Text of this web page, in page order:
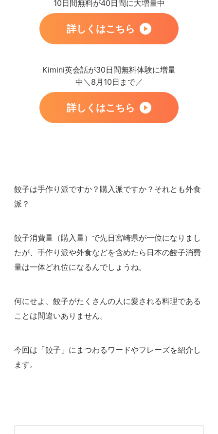
10日間無料が40日間に大増量中
詳しくはこちら
Kimini英会話が30日間無料体験に増量
中＼8月10日まで／
詳しくはこちら
餃子は手作り派ですか？購入派ですか？それとも外食
派？
餃子消費量（購入量）で先日宮崎県が一位になりまし
たが、手作り派や外食などを含めたら日本の餃子消費
量は一体どれ位になるんでしょうね。
何にせよ、餃子がたくさんの人に愛される料理である
ことは間違いありません。
今回は「餃子」にまつわるワードやフレーズを紹介し
ます。